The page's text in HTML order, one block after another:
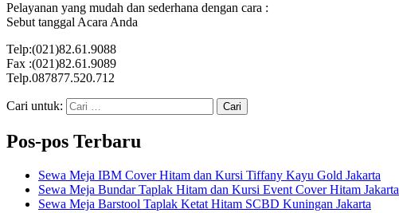
Pelayanan yang mudah dan sederhana dengan cara :
Sebut tanggal Acara Anda
Telp:(021)82.61.9088
Fax :(021)82.61.9089
Telp.087877.520.712
Cari untuk:
Pos-pos Terbaru
Sewa Meja IBM Cover Hitam dan Kursi Tiffany Kayu Gold Jakarta
Sewa Meja Bundar Taplak Hitam dan Kursi Event Cover Hitam Jakarta
Sewa Meja Barstool Taplak Ketat Hitam SCBD Kuningan Jakarta